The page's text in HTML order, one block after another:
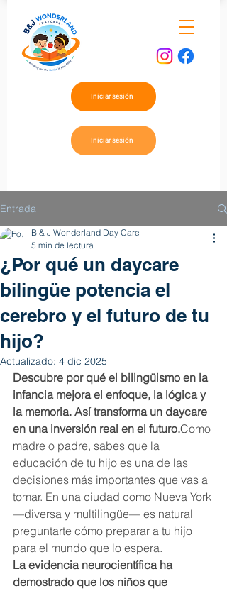
Iniciar sesión
Iniciar sesión
Entrada
¿Por qué un daycare
bilingüe potencia el
cerebro y el futuro de tu
hijo?
B & J Wonderland Day Care
5 min de lectura
Actualizado: 4 dic 2025
Descubre por qué el bilingüismo en la
infancia mejora el enfoque, la lógica y
la memoria. Así transforma un daycare
en una inversión real en el futuro.Como
madre o padre, sabes que la
educación de tu hijo es una de las
decisiones más importantes que vas a
tomar. En una ciudad como Nueva York
—diversa y multilingüe— es natural
preguntarte cómo preparar a tu hijo
para el mundo que lo espera.
La evidencia neurocientífica ha
demostrado que los niños que